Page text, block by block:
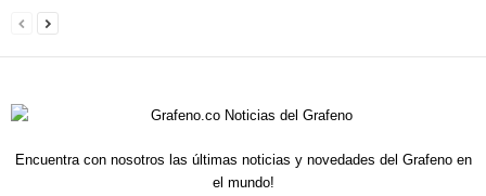
Encuentra con nosotros las últimas noticias y novedades del Grafeno en
el mundo!